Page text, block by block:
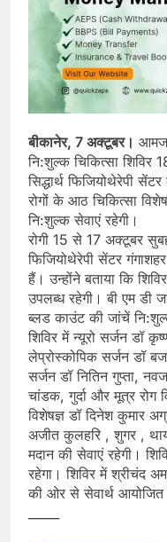
बीकानेर, 7 अक्टूबर।
नि:शुल्क चिकित्सा शिविर
सिद्धार्थ फिजियोथेरेपी
रोगों के आठ चिकित्सा
नि:शुल्क सेवाएं रहेगी।
रोगी 15 से 17 अक्टूबर
फिजियोथेरेपी सेंटर
हैं। उन्होंने बताया कि
उपलब्ध रहेगी। बी एम डी
ब्लड काउंट की जांचें
शिविर में न्यूरो सर्जन डॉ
लेप्रोस्कोपिक सर्जन डॉ
सर्जन डॉ नितिन गुप्ता,
चांडक, गुर्दा और मूत्र रोग
विशेषज्ञ डॉ दिनेश कुमार
अजीत कुलहरि , शुगर ,
मदान की सेवाएं रहेगी।
रहेगा। शिविर में श्रीचंद
की ओर से सेवार्थ आयोजित